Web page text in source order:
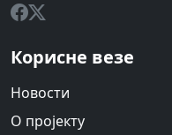
Корисне везе
Новости
О пројекту